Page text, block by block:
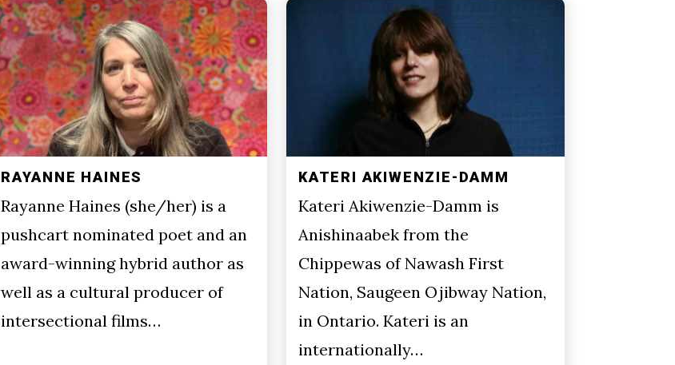
RAYANNE HAINES
Rayanne Haines (she/her) is a
pushcart nominated poet and an
award-winning hybrid author as
well as a cultural producer of
intersectional films…
KATERI AKIWENZIE-DAMM
Kateri Akiwenzie-Damm is
Anishinaabek from the
Chippewas of Nawash First
Nation, Saugeen Ojibway Nation,
in Ontario. Kateri is an
internationally…